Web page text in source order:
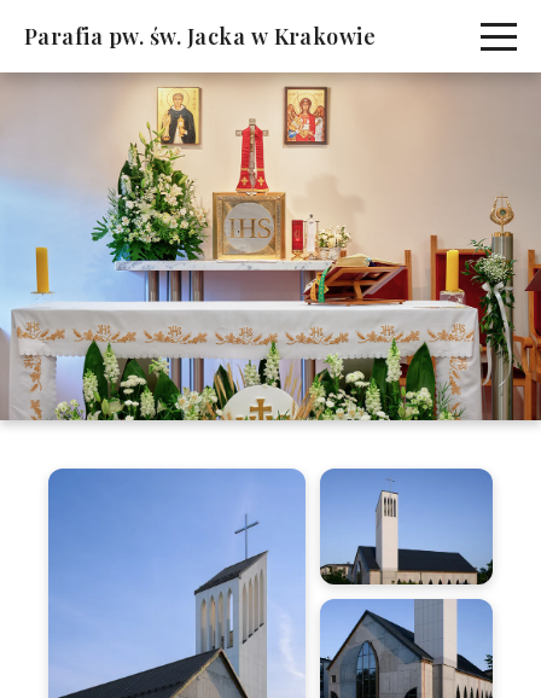
Parafia pw. św. Jacka w Krakowie